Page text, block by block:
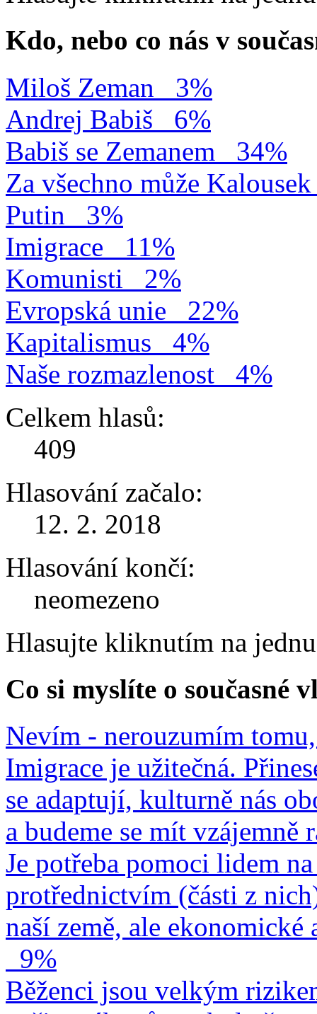
Kdo, nebo co nás v
Miloš Zeman
3%
Andrej Babiš
6%
Babiš se Zemanem
34%
Za všechno může Kalousek
Putin
3%
Imigrace
11%
Komunisti
2%
Evropská unie
22%
Kapitalismus
4%
Naše rozmazlenost
4%
Celkem hlasů:
409
Hlasování začalo:
12. 2. 2018
Hlasování končí:
neomezeno
Hlasujte kliknutím na
Co si myslíte o současné
Nevím - nerouzumím
Imigrace je užitečná.
se adaptují, kulturně nás
a budeme se mít vzájemně
Je potřeba pomoci lidem
protřednictvím (části z
naší země, ale
9%
Běženci jsou velkým